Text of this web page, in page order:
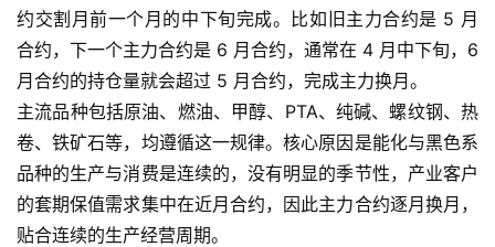
约交割月前一个月的中下旬完成。比如旧主力合约是 5 月
合约，下一个主力合约是 6 月合约，通常在 4 月中下旬，6
月合约的持仓量就会超过 5 月合约，完成主力换月。
主流品种包括原油、燃油、甲醇、PTA、纯碱、螺纹钢、热
卷、铁矿石等，均遵循这一规律。核心原因是能化与黑色系
品种的生产与消费是连续的，没有明显的季节性，产业客户
的套期保值需求集中在近月合约，因此主力合约逐月换月，
贴合连续的生产经营周期。